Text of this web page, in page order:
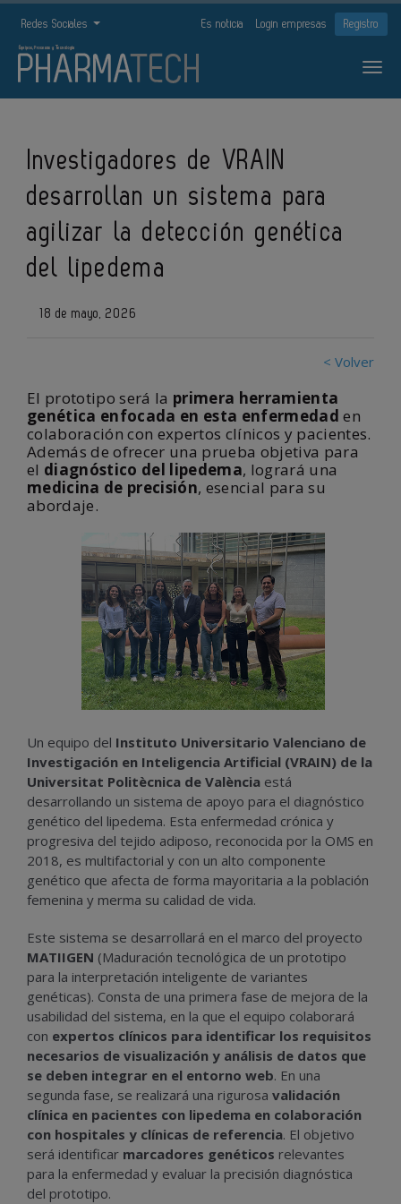
Redes Sociales Es noticia Login empresas Registro
Investigadores de VRAIN
desarrollan un sistema para
agilizar la detección genética
del lipedema
18 de mayo, 2026
< Volver
El prototipo será la primera herramienta
genética enfocada en esta enfermedad en
colaboración con expertos clínicos y pacientes.
Además de ofrecer una prueba objetiva para
el diagnóstico del lipedema, logrará una
medicina de precisión, esencial para su
abordaje.
Un equipo del Instituto Universitario Valenciano de
Investigación en Inteligencia Artificial (VRAIN) de la
Universitat Politècnica de València está
desarrollando un sistema de apoyo para el diagnóstico
genético del lipedema. Esta enfermedad crónica y
progresiva del tejido adiposo, reconocida por la OMS en
2018, es multifactorial y con un alto componente
genético que afecta de forma mayoritaria a la población
femenina y merma su calidad de vida.
Este sistema se desarrollará en el marco del proyecto
MATIIGEN (Maduración tecnológica de un prototipo
para la interpretación inteligente de variantes
genéticas). Consta de una primera fase de mejora de la
usabilidad del sistema, en la que el equipo colaborará
con expertos clínicos para identificar los requisitos
necesarios de visualización y análisis de datos que
se deben integrar en el entorno web. En una
segunda fase, se realizará una rigurosa validación
clínica en pacientes con lipedema en colaboración
con hospitales y clínicas de referencia. El objetivo
será identificar marcadores genéticos relevantes
para la enfermedad y evaluar la precisión diagnóstica
del prototipo.